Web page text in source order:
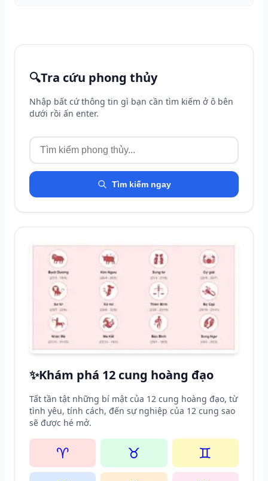
🔍Tra cứu phong thủy
Nhập bất cứ thông tin gì bạn cần tìm kiếm ở ô bên
dưới rồi ấn enter.
Tìm kiếm ngay
✨Khám phá 12 cung hoàng đạo
Tất tần tật những bí mật của 12 cung hoàng đạo, từ
tình yêu, tính cách, đến sự nghiệp của 12 cung sao
sẽ được hé mở.
♈ ♉
♊